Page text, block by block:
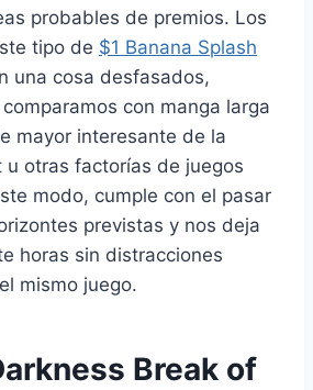
probables de premios. Los
tipo de $1 Banana Splash
una cosa desfasados,
con manga larga
mayor interesante de la
u otras factorías de juegos
modo, cumple con el pasar
previstas y nos deja
horas sin distracciones
mismo juego.
Break of